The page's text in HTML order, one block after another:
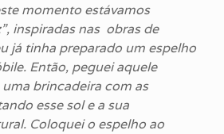
momento estávamos
inspiradas nas obras de
já tinha preparado um espelho
Então, peguei aquele
uma brincadeira com as
esse sol e a sua
Coloquei o espelho ao